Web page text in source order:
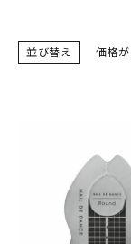
並び替え 価格